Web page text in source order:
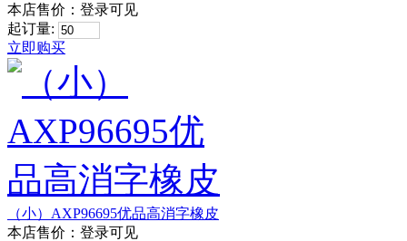
本店售价： 登录可见
起订量:
立即购买
（小）AXP96695优品高消字橡皮
本店售价： 登录可见